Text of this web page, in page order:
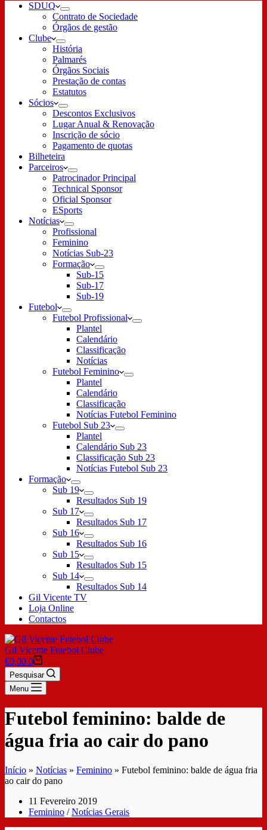
SDUQ
Contrato de Sociedade
Órgãos de gestão
Clube
História
Palmarés
Órgãos Sociais
Prestação de contas
Estatutos
Sócios
Descontos Exclusivos
Lugar Anual & Renovação
Inscrição de sócio
Pagamento de quotas
Bilheteira
Parceiros
Patrocinador Principal
Technical Sponsor
Oficial Sponsor
ESports
Notícias
Profissional
Feminino
Notícias Sub-23
Formação
Sub-15
Sub-17
Sub-19
Futebol
Futebol Profissional
Plantel
Calendário
Classificação
Notícias
Futebol Feminino
Plantel
Calendário
Classificação
Notícias Futebol Feminino
Futebol Sub 23
Plantel
Calendário Sub 23
Classificação Sub 23
Notícias Futebol Sub 23
Formação
Sub 19
Resultados Sub 19
Sub 17
Resultados Sub 17
Sub 16
Resultados Sub 16
Sub 15
Resultados Sub 15
Sub 14
Resultados Sub 14
Gil Vicente TV
Loja Online
Contactos
Gil Vicente Futebol Clube
€0,00 0
Pesquisar
Menu
Futebol feminino: balde de
água fria ao cair do pano
Início » Notícias » Feminino » Futebol feminino: balde de água fria
ao cair do pano
11 Fevereiro 2019
Feminino /Notícias Gerais